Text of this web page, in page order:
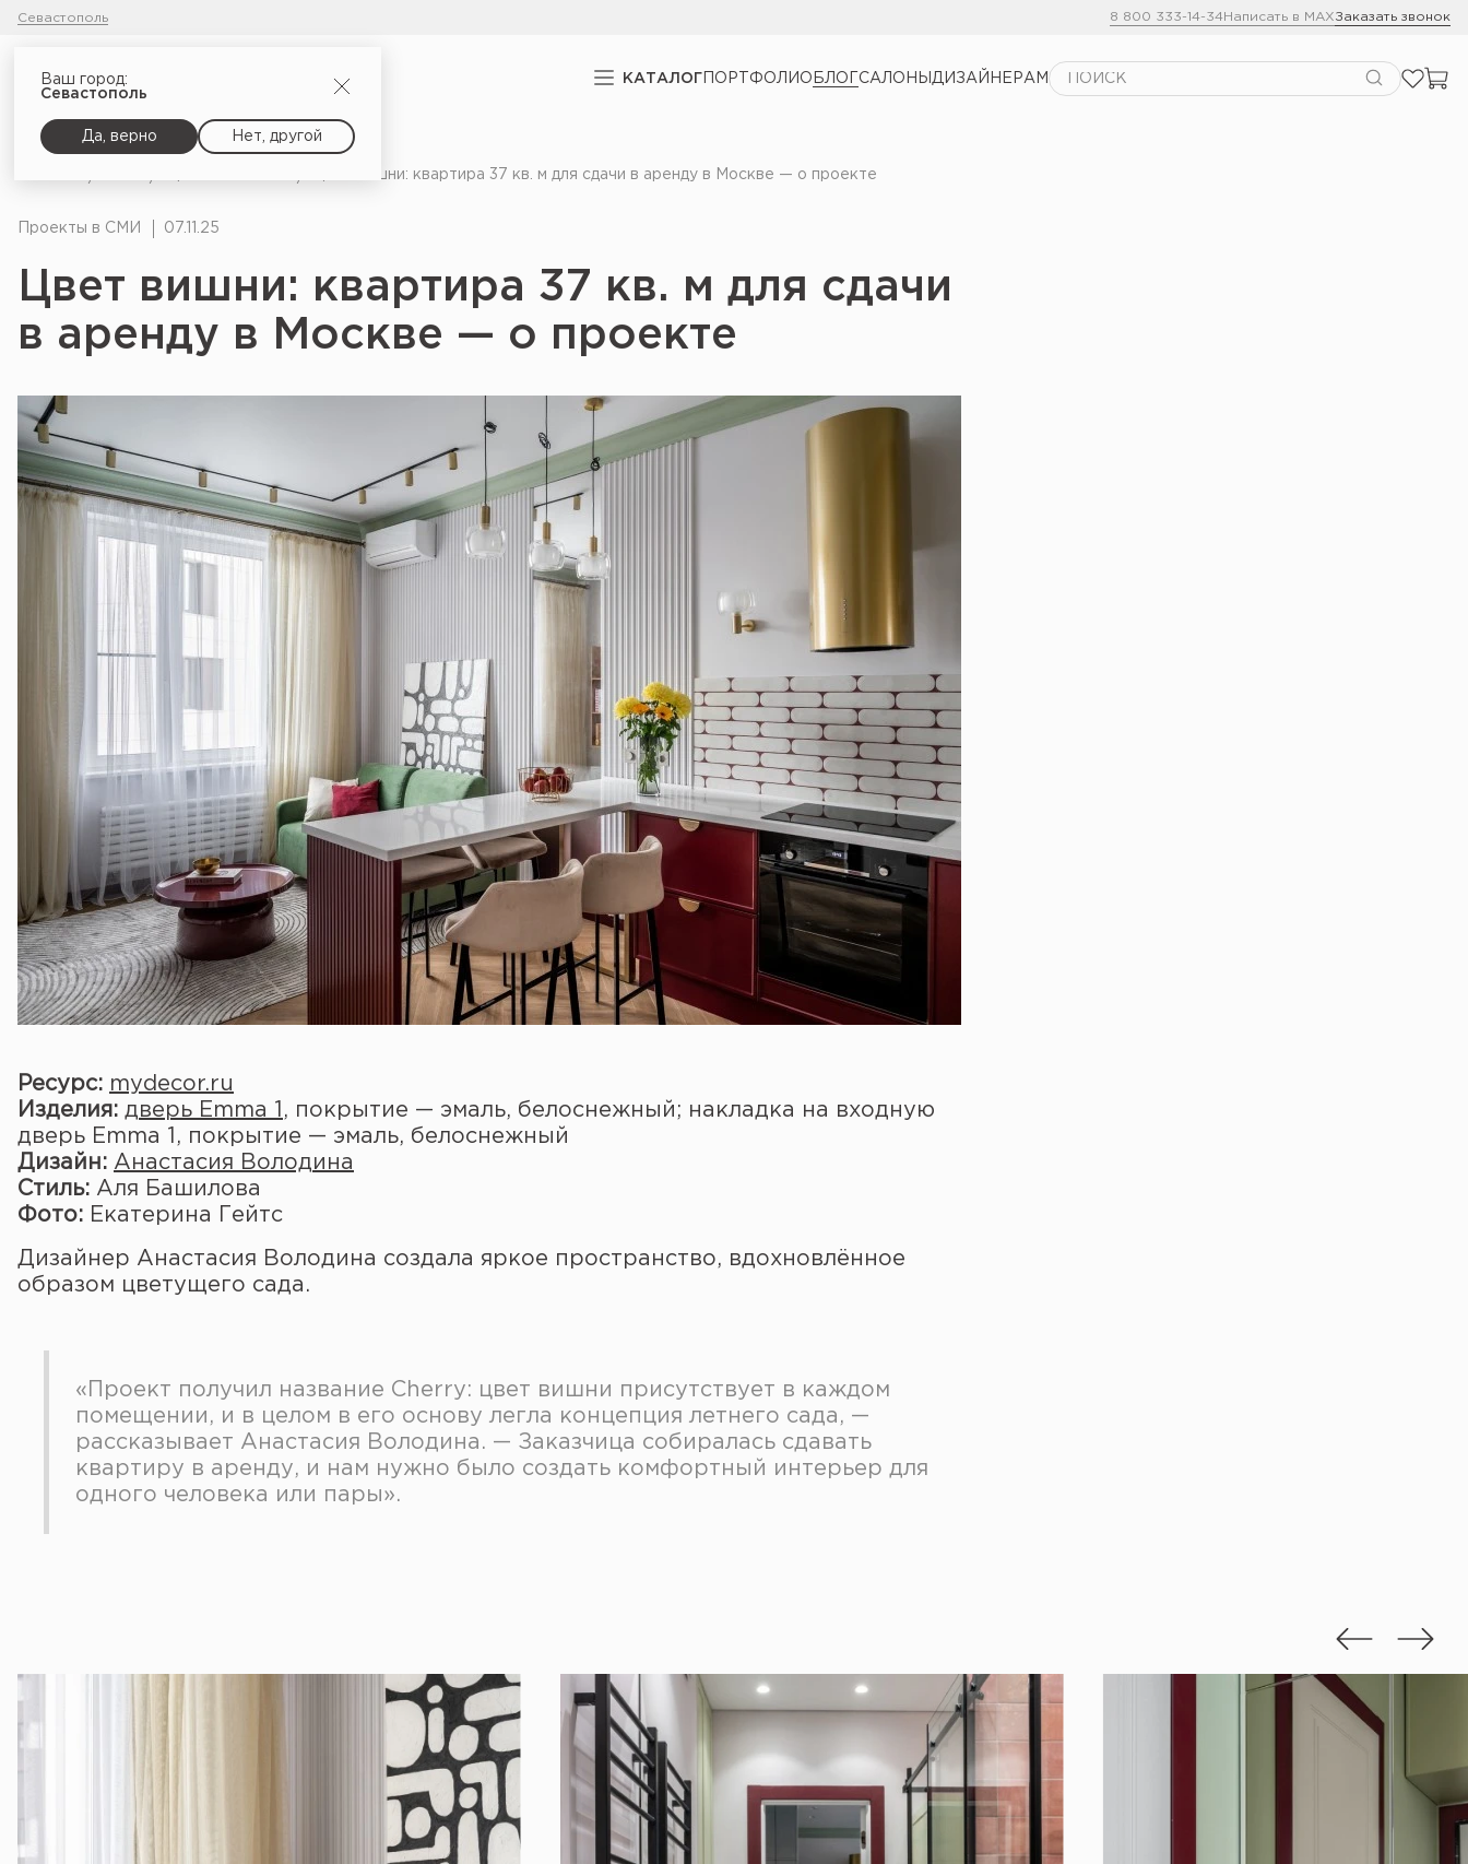
Севастополь 8 800 333-14-34Написать в MAXЗаказать звонок
КАТАЛОГ ПОРТФОЛИО БЛОГСАЛОНЫ ДИЗАЙНЕРАМ
Ваш город:
Севастополь
Да, верно Нет, другой
Цвет вишни: квартира 37 кв. м для сдачи в аренду в Москве — о проекте
Проекты в СМИ 07.11.25
Цвет вишни: квартира 37 кв. м для сдачи
в аренду в Москве — о проекте
Ресурс: mydecor.ru
Изделия: дверь Emma 1 , покрытие — эмаль, белоснежный; накладка на входную
дверь Emma 1, покрытие — эмаль, белоснежный
Дизайн: Анастасия Володина
Стиль: Аля Башилова
Фото: Екатерина Гейтс
Дизайнер Анастасия Володина создала яркое пространство, вдохновлённое
образом цветущего сада.
«Проект получил название Cherry: цвет вишни присутствует в каждом
помещении, и в целом в его основу легла концепция летнего сада, —
рассказывает Анастасия Володина. — Заказчица собиралась сдавать
квартиру в аренду, и нам нужно было создать комфортный интерьер для
одного человека или пары».